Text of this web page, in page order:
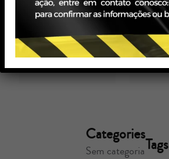
1.625
04/01/2023
Read more
Categories
Sem categoriaTags